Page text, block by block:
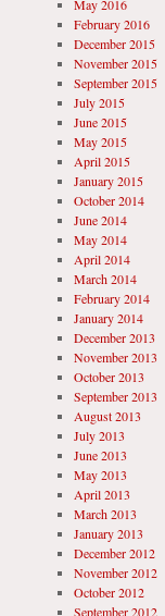
May 2016
February 2016
December 2015
November 2015
September 2015
July 2015
June 2015
May 2015
April 2015
January 2015
October 2014
June 2014
May 2014
April 2014
March 2014
February 2014
January 2014
December 2013
November 2013
October 2013
September 2013
August 2013
July 2013
June 2013
May 2013
April 2013
March 2013
January 2013
December 2012
November 2012
October 2012
September 2012